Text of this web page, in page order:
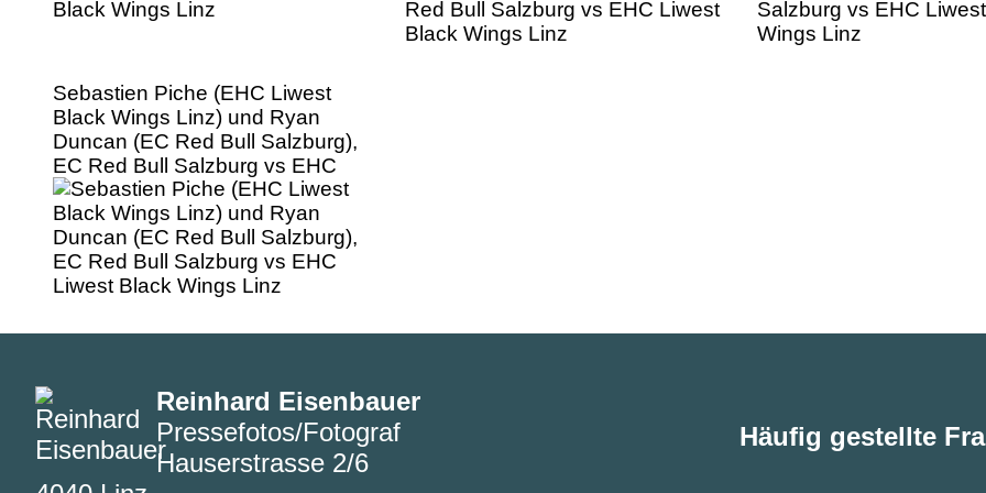
Sebastien Piche (EHC Liwest
Black Wings Linz) und Ryan
Duncan (EC Red Bull Salzburg),
EC Red Bull Salzburg vs EHC
Liwest Black Wings Linz
Reinhard Eisenbauer
Pressefotos/Fotograf
Hauserstrasse 2/6
Häufig gestellte